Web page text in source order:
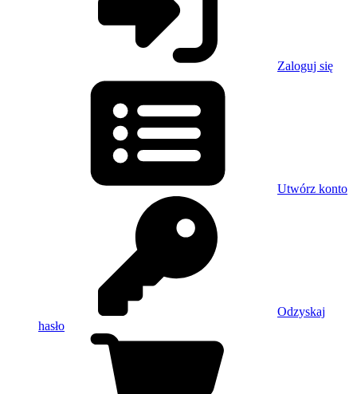
Zaloguj się
Utwórz konto
Odzyskaj
hasło